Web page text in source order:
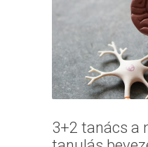
3+2 tanács a